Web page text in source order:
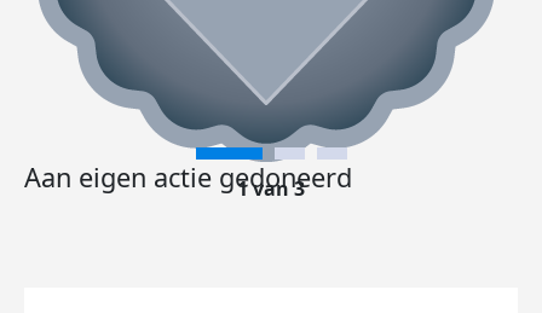
Aan eigen actie gedoneerd
1 van 3